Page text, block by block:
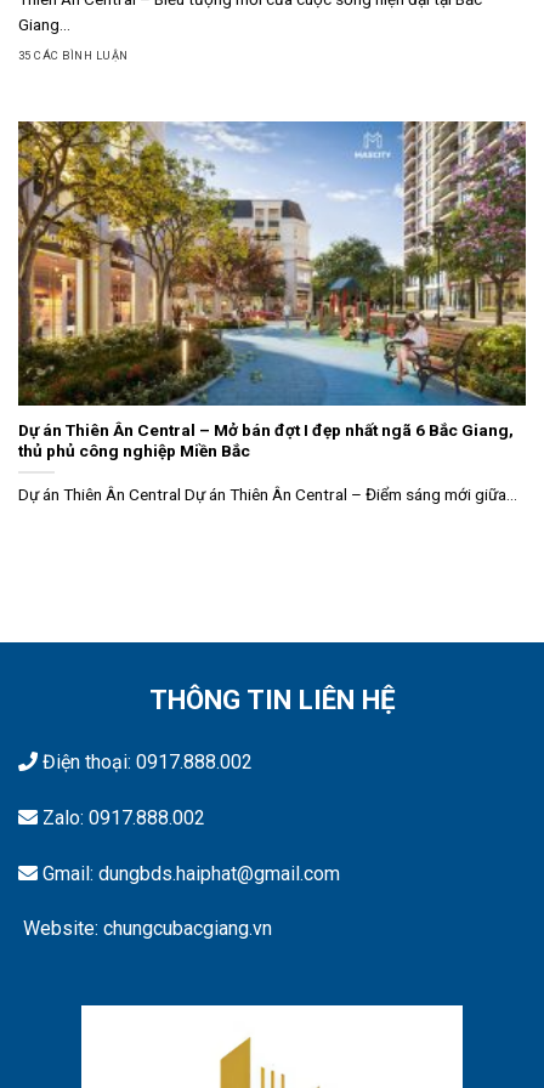
Giang...
35 CÁC BÌNH LUẬN
Dự án Thiên Ân Central – Mở bán đợt I đẹp nhất ngã 6 Bắc Giang,
thủ phủ công nghiệp Miền Bắc
Dự án Thiên Ân Central Dự án Thiên Ân Central – Điểm sáng mới giữa...
THÔNG TIN LIÊN HỆ
Điện thoại: 0917.888.002
Zalo: 0917.888.002
Gmail: dungbds.haiphat@gmail.com
Website: chungcubacgiang.vn